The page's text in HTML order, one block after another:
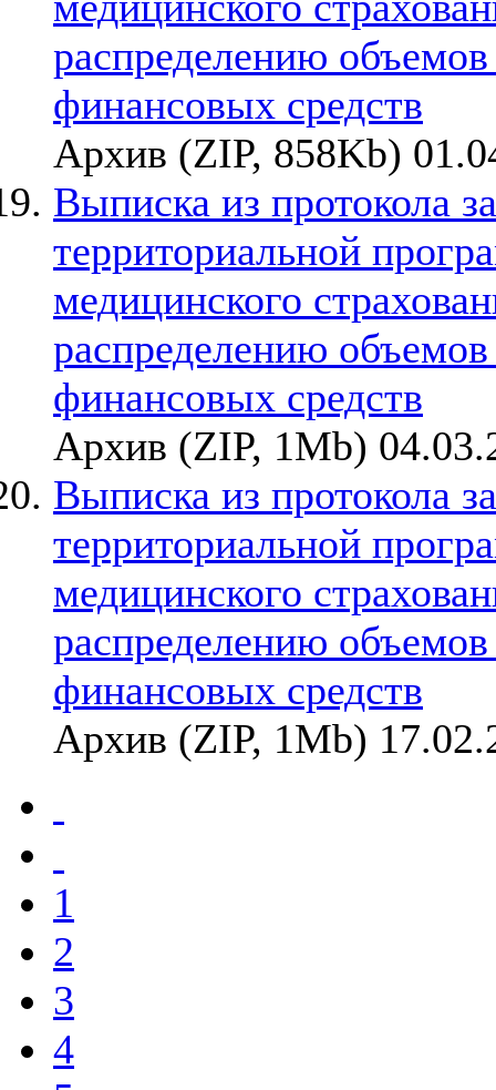
распределению
финансовых средств
Архив (ZIP, 858Kb)
Выписка из протокола
территориальной
медицинского
распределению
финансовых средств
Архив (ZIP, 1Mb)
Выписка из протокола
территориальной
медицинского
распределению
финансовых средств
Архив (ZIP, 1Mb)
1
2
3
4